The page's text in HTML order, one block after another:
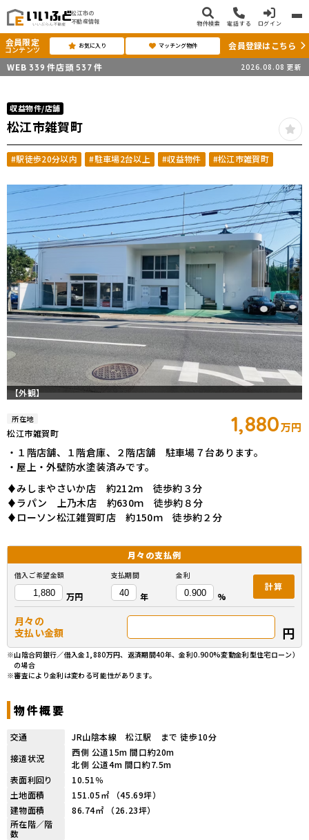
松江市の
不動産情報
物件検索 電話する ログイン
会員限定
コンテンツ お気に入り マッチング物件
会員登録はこちら
WEB 339 件店頭 537 件 2026.08.08 更新
収益物件/店舗
松江市雑賀町
#駅徒歩20分以内 #駐車場2台以上 #収益物件 #松江市雑賀町
【外観】
所在地
松江市雑賀町 1,880万円
・１階店舗、１階倉庫、２階店舗 駐車場７台あります。
・屋上・外壁防水塗装済みです。
♦みしまやさいか店 約212ｍ 徒歩約３分
♦ラパン 上乃木店 約630ｍ 徒歩約８分
♦ローソン松江雑賀町店 約150ｍ 徒歩約２分
月々の支払例
借入ご希望金額
万円
支払期間
年
金利
%
計算
月々の
支払い金額
円
※山陰合同銀行／借入金1,880万円、返済期間40年、金利0.900%変動金利型住宅ローン）
の場合
※審査により金利は変わる可能性があります。
物件概要
交通
JR山陰本線 松江駅 まで 徒歩10分
接道状況
西側 公道15m 間口約20m
北側 公道4m 間口約7.5m
表面利回り
10.51％
土地面積
151.05㎡ （45.69坪）
建物面積
86.74㎡ （26.23坪）
所在階／階
数